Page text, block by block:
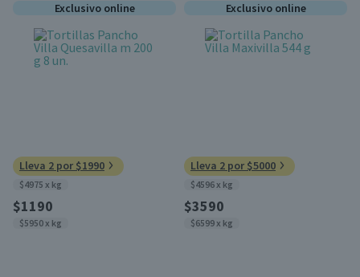
Exclusivo online
Lleva 2 por $1990
$4975 x kg
$1190
$5950 x kg
Exclusivo online
Lleva 2 por $5000
$4596 x kg
$3590
$6599 x kg